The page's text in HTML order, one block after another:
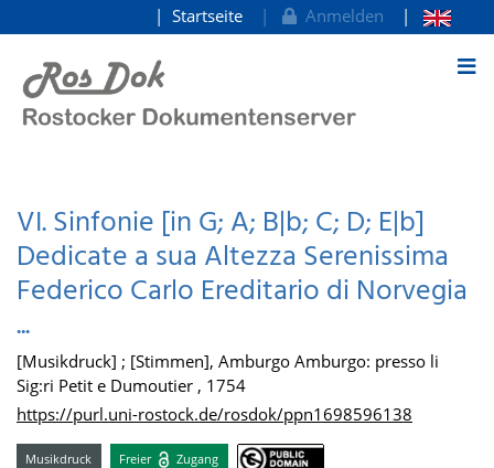
zum Inhalt
Startseite Anmelden
VI. Sinfonie [in G; A; B|b; C; D; E|b]
Dedicate a sua Altezza Serenissima
Federico Carlo Ereditario di Norvegia
...
[Musikdruck] ; [Stimmen], Amburgo Amburgo: presso li
Sig:ri Petit e Dumoutier , 1754
https://purl.uni-rostock.de/rosdok/ppn1698596138
Musikdruck Freier Zugang